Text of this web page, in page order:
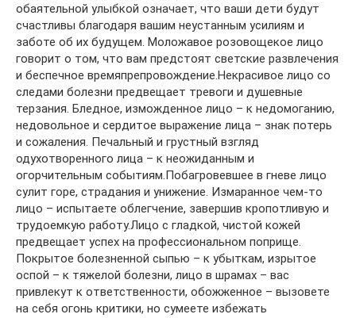
обаятельной улыбкой означает, что ваши дети будут
счастливы благодаря вашим неустанным усилиям и
заботе об их будущем. Моложавое розовощекое лицо
говорит о том, что вам предстоят светские развлечения
и беспечное времяпрепровождение.Некрасивое лицо со
следами болезни предвещает тревоги и душевные
терзания. Бледное, изможденное лицо – к недомоганию,
недовольное и сердитое выражение лица – знак потерь
и сожаления. Печальный и грустный взгляд
одухотворенного лица – к неожиданным и
огорчительным событиям.Побагровевшее в гневе лицо
сулит горе, страдания и унижение. Измаранное чем-то
лицо – испытаете облегчение, завершив кропотливую и
трудоемкую работу.Лицо с гладкой, чистой кожей
предвещает успех на профессиональном поприще.
Покрытое болезненной сыпью – к убыткам, изрытое
оспой – к тяжелой болезни, лицо в шрамах – вас
привлекут к ответственности, обожженное – вызовете
на себя огонь критики, но сумеете избежать